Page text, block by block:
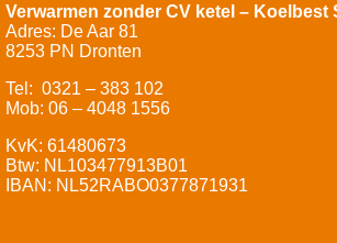
Verwarmen zonder CV ketel – Koelbest
Adres: De Aar 81
8253 PN Dronten
Tel: 0321 – 383 102
Mob: 06 – 4048 1556
KvK: 61480673
Btw: NL103477913B01
IBAN: NL52RABO0377871931